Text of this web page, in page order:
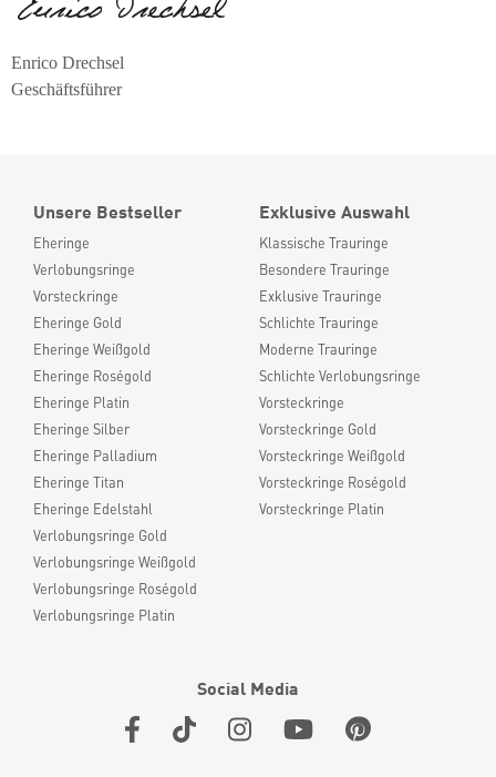
Enrico Drechsel
Geschäftsführer
Unsere Bestseller
Eheringe
Verlobungsringe
Vorsteckringe
Eheringe Gold
Eheringe Weißgold
Eheringe Roségold
Eheringe Platin
Eheringe Silber
Eheringe Palladium
Eheringe Titan
Eheringe Edelstahl
Verlobungsringe Gold
Verlobungsringe Weißgold
Verlobungsringe Roségold
Verlobungsringe Platin
Exklusive Auswahl
Klassische Trauringe
Besondere Trauringe
Exklusive Trauringe
Schlichte Trauringe
Moderne Trauringe
Schlichte Verlobungsringe
Vorsteckringe
Vorsteckringe Gold
Vorsteckringe Weißgold
Vorsteckringe Roségold
Vorsteckringe Platin
Social Media